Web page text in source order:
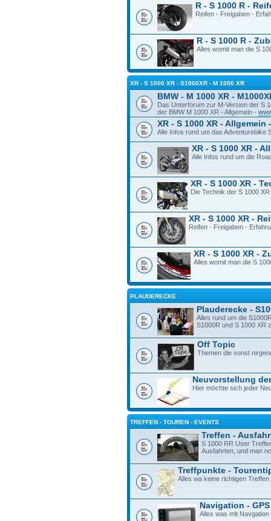
R - S 1000 R -
Reifen - Freigaben -
R - S 1000 R -
Alles womit man die S
XR - S 1000 XR - S1000XR - M 1000 XR
BMW - M 1000 XR -
Das Unterforum zur M-Version der S
der BMW M 1000 XR - Allgemein -
XR - S 1000 XR -
Alle Infos rund um das Adventurebike
XR - S 1000 XR -
Alle Infos rund um die
XR - S 1000 XR -
Die Technik der S 1000
XR - S 1000 XR -
Reifen - Freigaben -
XR - S 1000 XR -
Alles womit man die S
PLAUDERECKE
Plauderecke -
Alles rund um die
S1000R und S 1000 XR
Off Topic
Themen die sonst
Neuvorstellung
Hier möchte sich jeder
TREFFEN - TOUREN - EVENTS
Treffen -
S 1000 RR User
Ausfahrten, und man
Treffpunkte -
Alles wa keine richtigen Treffen
Navigation - GPS
Alles was mit